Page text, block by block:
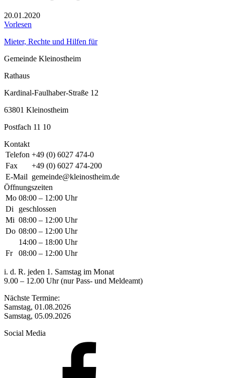
20.01.2020
Vorlesen
Mieter, Rechte und Hilfen für
Gemeinde Kleinostheim
Rathaus
Kardinal-Faulhaber-Straße 12
63801 Kleinostheim
Postfach 11 10
Kontakt
Telefon +49 (0) 6027 474-0
Fax
+49 (0) 6027 474-200
E-Mail gemeinde@kleinostheim.de
Öffnungszeiten
Mo 08:00 – 12:00 Uhr
Di
geschlossen
Mi 08:00 – 12:00 Uhr
Do 08:00 – 12:00 Uhr
14:00 – 18:00 Uhr
Fr
08:00 – 12:00 Uhr
i. d. R. jeden 1. Samstag im Monat
9.00 – 12.00 Uhr (nur Pass- und Meldeamt)
Nächste Termine:
Samstag, 01.08.2026
Samstag, 05.09.2026
Social Media